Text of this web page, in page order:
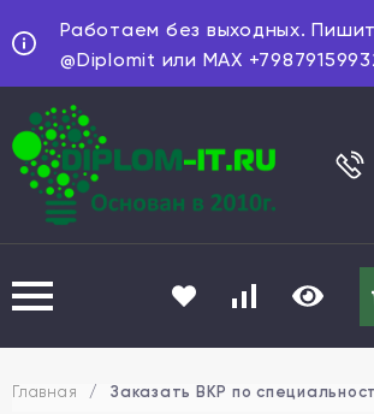
Работаем без выходных.
@Diplomit или MAX
Главная / Заказать ВКР по